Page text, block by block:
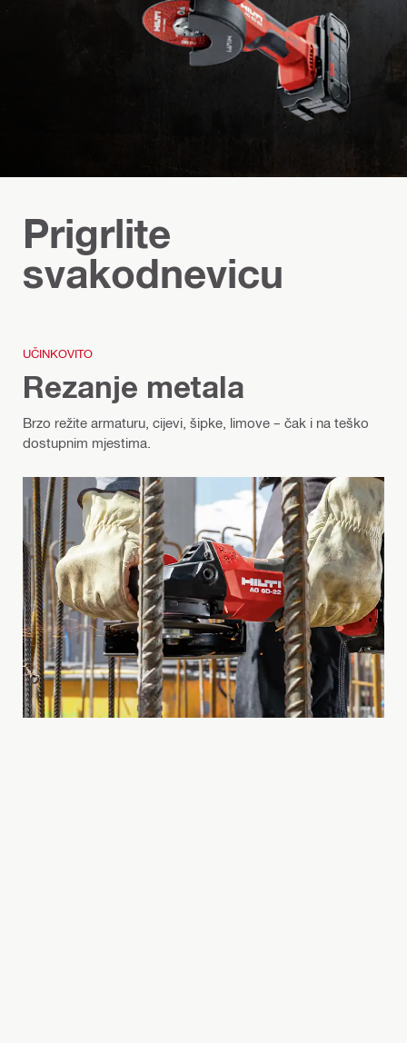
Prigrlite
svakodnevicu
UČINKOVITO
Rezanje metala
Brzo režite armaturu, cijevi, šipke, limove – čak i na teško
dostupnim mjestima.